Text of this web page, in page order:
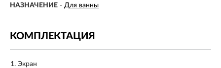
НАЗНАЧЕНИЕ - Для ванны
КОМПЛЕКТАЦИЯ
Экран